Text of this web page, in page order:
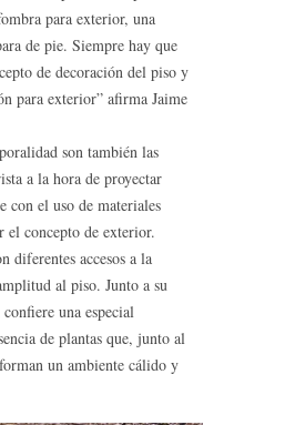
para exterior, una
de pie. Siempre hay que
de decoración del piso y
para exterior” afirma Jaime
son también las
a la hora de proyectar
con el uso de materiales
el concepto de exterior.
diferentes accesos a la
al piso. Junto a su
una especial
de plantas que, junto al
un ambiente cálido y